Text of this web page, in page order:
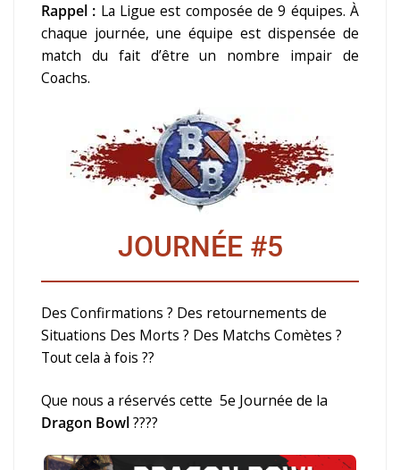
Rappel : La Ligue est composée de 9 équipes. À
chaque journée, une équipe est dispensée de
match du fait d’être un nombre impair de
Coachs.
JOURNÉE #5
Des Confirmations ? Des retournements de
Situations Des Morts ? Des Matchs Comètes ?
Tout cela à fois ??
Que nous a réservés cette 5e Journée de la
Dragon Bowl????